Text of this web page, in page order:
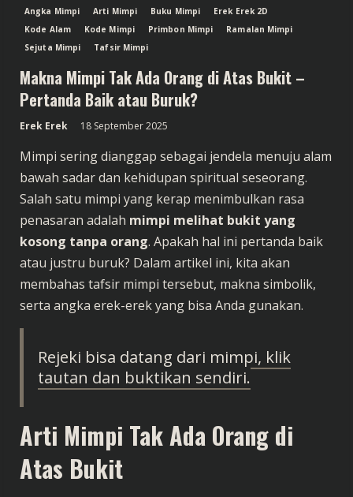
Angka Mimpi Arti Mimpi Buku Mimpi
Erek Erek 2D
Kode Alam
Kode Mimpi Primbon Mimpi
Ramalan Mimpi
Sejuta Mimpi
Tafsir Mimpi
Makna Mimpi Tak Ada Orang di Atas Bukit –
Pertanda Baik atau Buruk?
Erek Erek 18 September 2025
Mimpi sering dianggap sebagai jendela menuju alam
bawah sadar dan kehidupan spiritual seseorang.
Salah satu mimpi yang kerap menimbulkan rasa
penasaran adalah mimpi melihat bukit yang
kosong tanpa orang. Apakah hal ini pertanda baik
atau justru buruk? Dalam artikel ini, kita akan
membahas tafsir mimpi tersebut, makna simbolik,
serta angka erek-erek yang bisa Anda gunakan.
Rejeki bisa datang dari mimpi, klik
tautan dan buktikan sendiri.
Arti Mimpi Tak Ada Orang di
Atas Bukit